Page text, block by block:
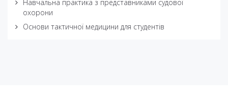
Навчальна практика з представниками судової
охорони
Основи тактичної медицини для студентів